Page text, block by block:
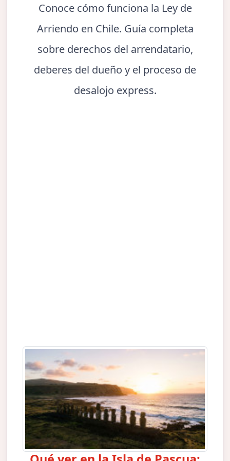
Conoce cómo funciona la Ley de
Arriendo en Chile. Guía completa
sobre derechos del arrendatario,
deberes del dueño y el proceso de
desalojo express.